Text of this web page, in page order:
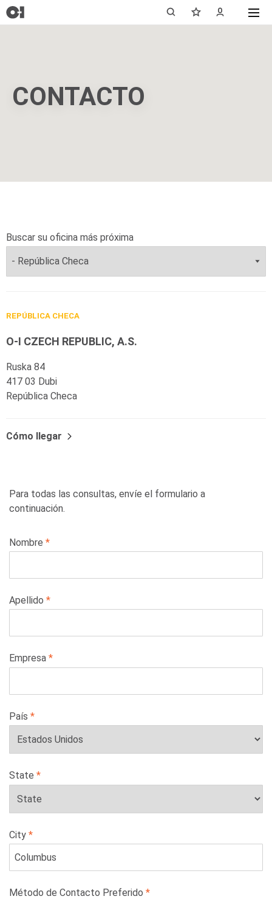
CONTACTO
Buscar su oficina más próxima
REPÚBLICA CHECA
O-I CZECH REPUBLIC, A.S.
Ruska 84
417 03 Dubi
República Checa
Cómo llegar
Para todas las consultas, envíe el formulario a
continuación.
Leave
Nombre
Apellido
Empresa
País
State
City
Método de Contacto Preferido